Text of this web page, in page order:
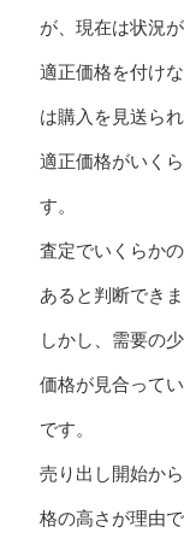
が、現在は状況
適正価格を付け
は購入を見送ら
適正価格がいく
す。
査定でいくらか
あると判断できま
しかし、需要の
価格が見合って
です。
売り出し開始か
格の高さが理由